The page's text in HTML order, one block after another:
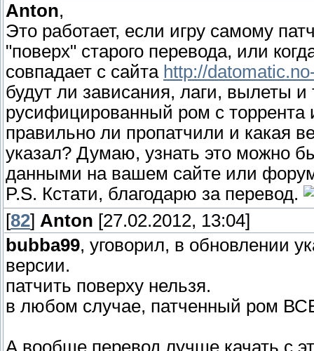
Anton,
Это работает, если игру самому
"поверх" старого перевода, или
совпадает с сайта http://
будут ли зависания, лаги, вылеты
русифицированный ром с торрента
правильно ли пропатчили и какая
указал? Думаю, узнать это можно
данными на вашем сайте или
P.S. Кстати, благодарю за перевод.
[82] Anton [27.02.2012, 13:04]
bubba99, уговорил, в обновлении
версии.
патчить поверху нельзя.
в любом случае, патченный ром
А вообще перевод лучше качать с